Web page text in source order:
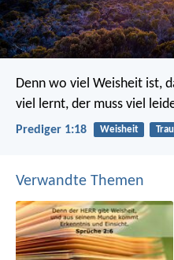
Denn wo viel Weisheit ist,
viel lernt, der muss viel
Prediger 1:18 Weisheit
Verwandte Themen